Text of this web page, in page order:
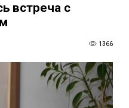
встреча с
1366